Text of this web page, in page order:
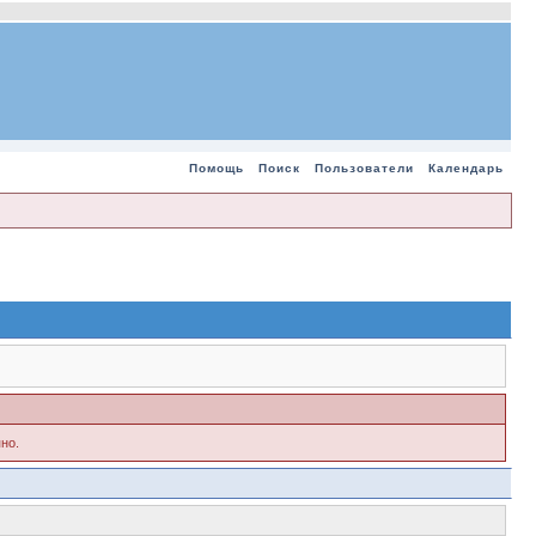
Помощь Поиск Пользователи Календарь